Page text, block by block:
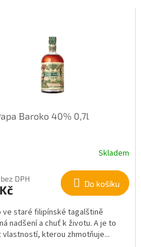
Baroko 40% 0,7l
Skladem
DPH Do košíku
ve staré filipínské tagalštině
nadšení a chuť k životu. A je to
vlastností, kterou zhmotňuje...